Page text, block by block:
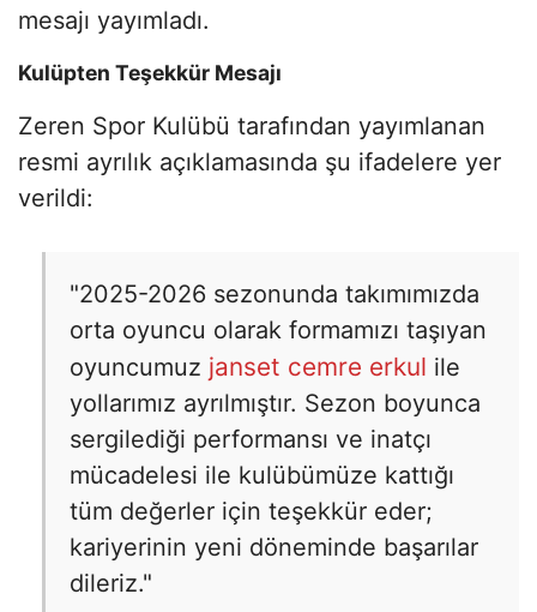
mesajı yayımladı.
Kulüpten Teşekkür Mesajı
Zeren Spor Kulübü tarafından yayımlanan
resmi ayrılık açıklamasında şu ifadelere yer
verildi:
"2025-2026 sezonunda takımımızda
orta oyuncu olarak formamızı taşıyan
oyuncumuz janset cemre erkul ile
yollarımız ayrılmıştır. Sezon boyunca
sergilediği performansı ve inatçı
mücadelesi ile kulübümüze kattığı
tüm değerler için teşekkür eder;
kariyerinin yeni döneminde başarılar
dileriz."